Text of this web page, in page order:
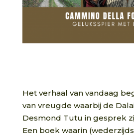
Het verhaal van vandaag
van vreugde waarbij de
Desmond Tutu in gesprek
Een boek waarin